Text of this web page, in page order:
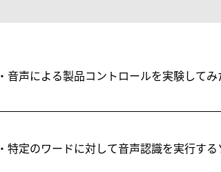
・音声による製品コントロールを実験してみ
・特定のワードに対して音声認識を実行す